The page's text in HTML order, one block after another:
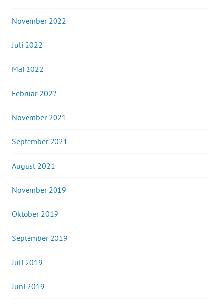
November 2022
Juli 2022
Mai 2022
Februar 2022
November 2021
September 2021
August 2021
November 2019
Oktober 2019
September 2019
Juli 2019
Juni 2019